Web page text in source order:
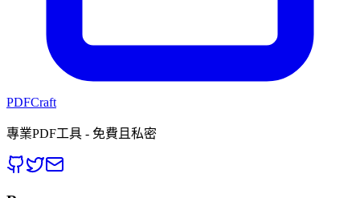
PDFCraft
專業PDF工具 - 免費且私密